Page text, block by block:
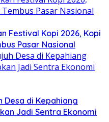
Festival Kopi 2026, Kopi
Pasar Nasional
Desa di Kepahiang
Jadi Sentra Ekonomi